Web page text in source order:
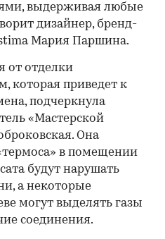
выдерживая любые
дизайнер, бренд-
Мария Паршина.
от отделки
которая приведет к
подчеркнула
«Мастерской
Она
в помещении
будут нарушать
а некоторые
могут выделять газы
соединения.